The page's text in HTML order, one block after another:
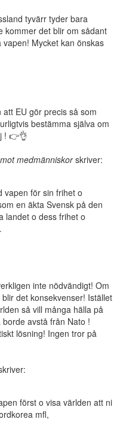
tyvärr tyder bara
kommer det blir om sådant
Mycket kan önskas
EU gör precis så som
bestämma själva om
! 👉👌
medmänniskor skriver:
vapen för sin frihet o
en äkta Svensk på den
landet o dess frihet o
inte nödvändigt! Om
det konsekvenser! Istället
så vill många hälla på
avstå från Nato !
lösning! Ingen tror på
först o visa världen att ni
mfl,